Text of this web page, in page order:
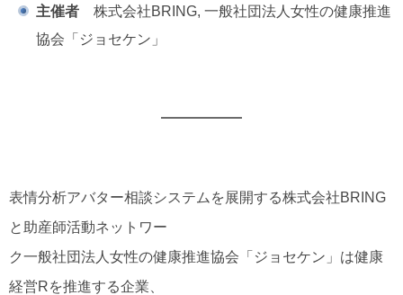
主催者 株式会社BRING, 一般社団法人女性の健康推進
協会「ジョセケン」
表情分析アバター相談システムを展開する株式会社BRING
と助産師活動ネットワー
ク一般社団法人女性の健康推進協会「ジョセケン」は健康
経営Rを推進する企業、